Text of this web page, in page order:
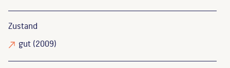
Zustand
gut(2009)